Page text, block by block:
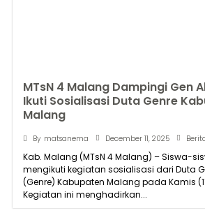
MTsN 4 Malang Dampingi Gen
Ikuti Sosialisasi Duta Genre
Malang
By matsanema December 11, 2025
Kab. Malang (MTsN 4 Malang) – Siswa-
mengikuti kegiatan sosialisasi dari Duta
(Genre) Kabupaten Malang pada Kamis
Kegiatan ini menghadirkan...